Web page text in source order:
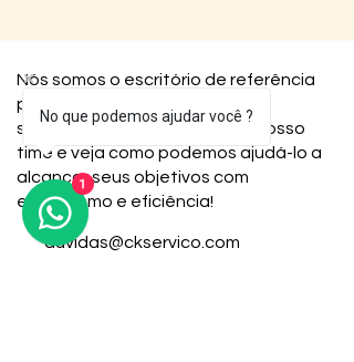
Nós somos o escritório de referência
para imigrantes em busca de
soluções fiscais. Junte-se ao nosso
time e veja como podemos ajudá-lo a
alcançar seus objetivos com
entusiasmo e eficiência!
duvidas@ckservico.com
No que podemos ajudar você ?
1